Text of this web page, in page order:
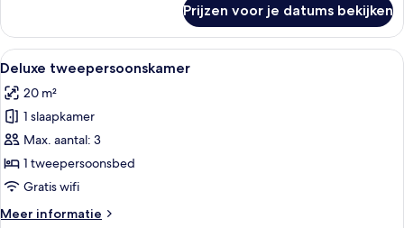
kamer
Prijzen voor je datums bekijken
Alle
foto's
voor
Deluxe
tweepersoonskamer
laden
Een hotelkamer met een bed,
7
Deluxe tweepersoonskamer
20 m²
1 slaapkamer
Max. aantal: 3
1 tweepersoonsbed
Gratis wifi
Meer informatie
Meer